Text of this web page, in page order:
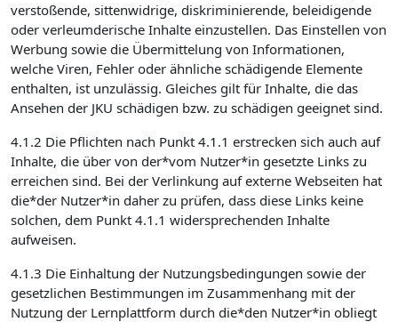
verstoßende, sittenwidrige, diskriminierende, beleidigende
oder verleumderische Inhalte einzustellen. Das Einstellen von
Werbung sowie die Übermittelung von Informationen,
welche Viren, Fehler oder ähnliche schädigende Elemente
enthalten, ist unzulässig. Gleiches gilt für Inhalte, die das
Ansehen der JKU schädigen bzw. zu schädigen geeignet sind.
4.1.2 Die Pflichten nach Punkt 4.1.1 erstrecken sich auch auf
Inhalte, die über von der*vom Nutzer*in gesetzte Links zu
erreichen sind. Bei der Verlinkung auf externe Webseiten hat
die*der Nutzer*in daher zu prüfen, dass diese Links keine
solchen, dem Punkt 4.1.1 widersprechenden Inhalte
aufweisen.
4.1.3 Die Einhaltung der Nutzungsbedingungen sowie der
gesetzlichen Bestimmungen im Zusammenhang mit der
Nutzung der Lernplattform durch die*den Nutzer*in obliegt